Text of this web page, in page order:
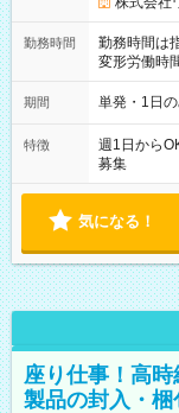
勤務時間
勤務時間は
変形労働時間制 想
～21：00
期間 単発・1日
特徴
週1日から
募集
気になる！
座り仕事！高時
製品の封入・梱